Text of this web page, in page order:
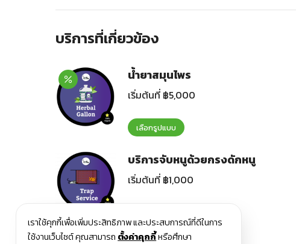
เราใช้คุกกี้เพื่อเพิ่มประสิทธิภาพ และประสบการณ์ที่ดีในการ
ใช้งานเว็บไซต์ คุณสามารถ ตั้งค่าคุกกี้หรือศึกษา
บริการที่เกี่ยวข้อง
น้ำยาสมุนไพร
เริ่มต้นที่ ฿5,000
เลือกรูปแบบ
บริการจับหนูด้วยกรงดักหนู
เริ่มต้นที่ ฿1,000